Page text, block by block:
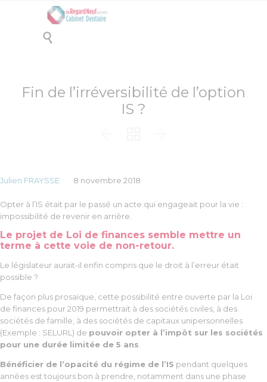

Fin de l’irréversibilité de l’option
IS ?
Julien FRAYSSE 8 novembre 2018
Opter à l’IS était par le passé un acte qui engageait pour la vie :
impossibilité de revenir en arrière.
Le projet de Loi de finances semble mettre un
terme à cette voie de non-retour.
Le législateur aurait-il enfin compris que le droit à l’erreur était
possible ?
De façon plus prosaïque, cette possibilité entre ouverte par la Loi
de finances pour 2019 permettrait à des sociétés civiles, à des
sociétés de famille, à des sociétés de capitaux unipersonnelles
(Exemple : SELURL) de pouvoir opter à l’impôt sur les sociétés
pour une durée limitée de 5 ans
Bénéficier de l’opacité du régime de l’IS pendant quelques
années est toujours bon à prendre, notamment dans une phase